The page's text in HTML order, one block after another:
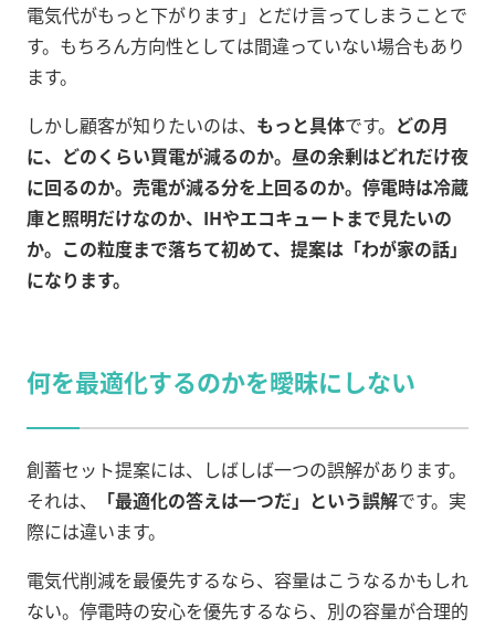
電気代がもっと下がります」とだけ言ってしまうことで
す。もちろん方向性としては間違っていない場合もあり
ます。
しかし顧客が知りたいのは、 もっと具体です。 どの月
に、どのくらい買電が減るのか。昼の余剰はどれだけ夜
に回るのか。売電が減る分を上回るのか。停電時は冷蔵
庫と照明だけなのか、IHやエコキュートまで見たいの
か。この粒度まで落ちて初めて、提案は「わが家の話」
になります。
何を最適化するのかを曖昧にしない
創蓄セット提案には、しばしば一つの誤解があります。
それは、
「最適化の答えは一つだ」という誤解です。実
際には違います。
電気代削減を最優先するなら、容量はこうなるかもしれ
ない。停電時の安心を優先するなら、別の容量が合理的